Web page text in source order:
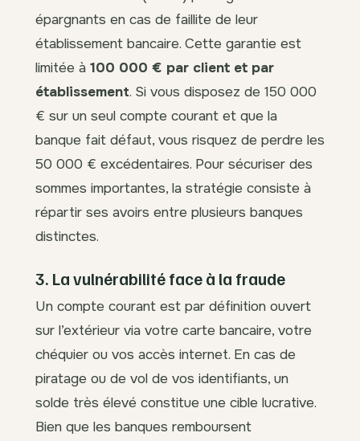
épargnants en cas de faillite de leur
établissement bancaire. Cette garantie est
limitée à 100 000 € par client et par
établissement. Si vous disposez de 150 000
€ sur un seul compte courant et que la
banque fait défaut, vous risquez de perdre les
50 000 € excédentaires. Pour sécuriser des
sommes importantes, la stratégie consiste à
répartir ses avoirs entre plusieurs banques
distinctes.
3. La vulnérabilité face à la fraude
Un compte courant est par définition ouvert
sur l’extérieur via votre carte bancaire, votre
chéquier ou vos accès internet. En cas de
piratage ou de vol de vos identifiants, un
solde très élevé constitue une cible lucrative.
Bien que les banques remboursent